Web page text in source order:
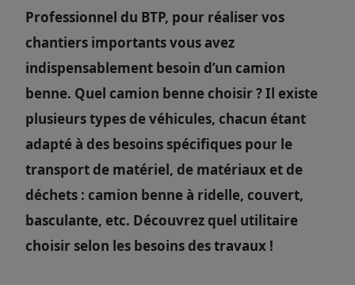
Professionnel du BTP, pour réaliser vos
chantiers importants vous avez
indispensablement besoin d’un camion
benne. Quel camion benne choisir ? Il existe
plusieurs types de véhicules, chacun étant
adapté à des besoins spécifiques pour le
transport de matériel, de matériaux et de
déchets : camion benne à ridelle, couvert,
basculante, etc. Découvrez quel utilitaire
choisir selon les besoins des travaux !